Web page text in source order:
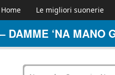
Home Le migliori suonerie
DAMME ‘NA MANO